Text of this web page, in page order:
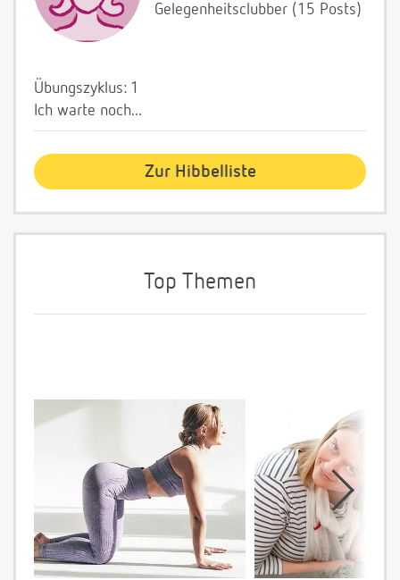
Gelegenheitsclubber (15 Posts)
Übungszyklus: 1
Ich warte noch...
Zur Hibbelliste
Top Themen